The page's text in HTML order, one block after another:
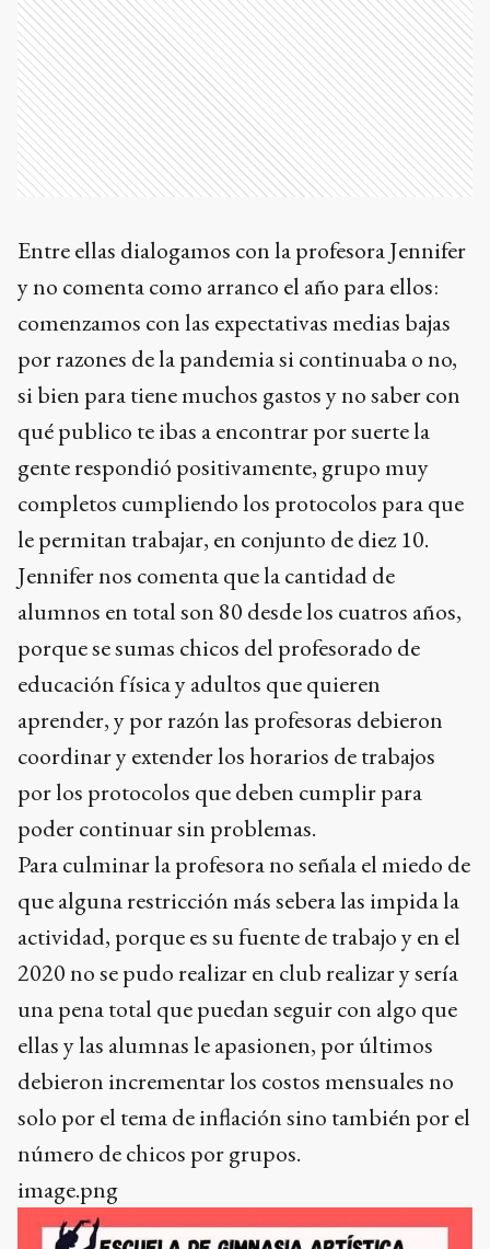
Entre ellas dialogamos con la profesora Jennifer
y no comenta como arranco el año para ellos:
comenzamos con las expectativas medias bajas
por razones de la pandemia si continuaba o no,
si bien para tiene muchos gastos y no saber con
qué publico te ibas a encontrar por suerte la
gente respondió positivamente, grupo muy
completos cumpliendo los protocolos para que
le permitan trabajar, en conjunto de diez 10.
Jennifer nos comenta que la cantidad de
alumnos en total son 80 desde los cuatros años,
porque se sumas chicos del profesorado de
educación física y adultos que quieren
aprender, y por razón las profesoras debieron
coordinar y extender los horarios de trabajos
por los protocolos que deben cumplir para
poder continuar sin problemas.
Para culminar la profesora no señala el miedo de
que alguna restricción más sebera las impida la
actividad, porque es su fuente de trabajo y en el
2020 no se pudo realizar en club realizar y sería
una pena total que puedan seguir con algo que
ellas y las alumnas le apasionen, por últimos
debieron incrementar los costos mensuales no
solo por el tema de inflación sino también por el
número de chicos por grupos.
image.png